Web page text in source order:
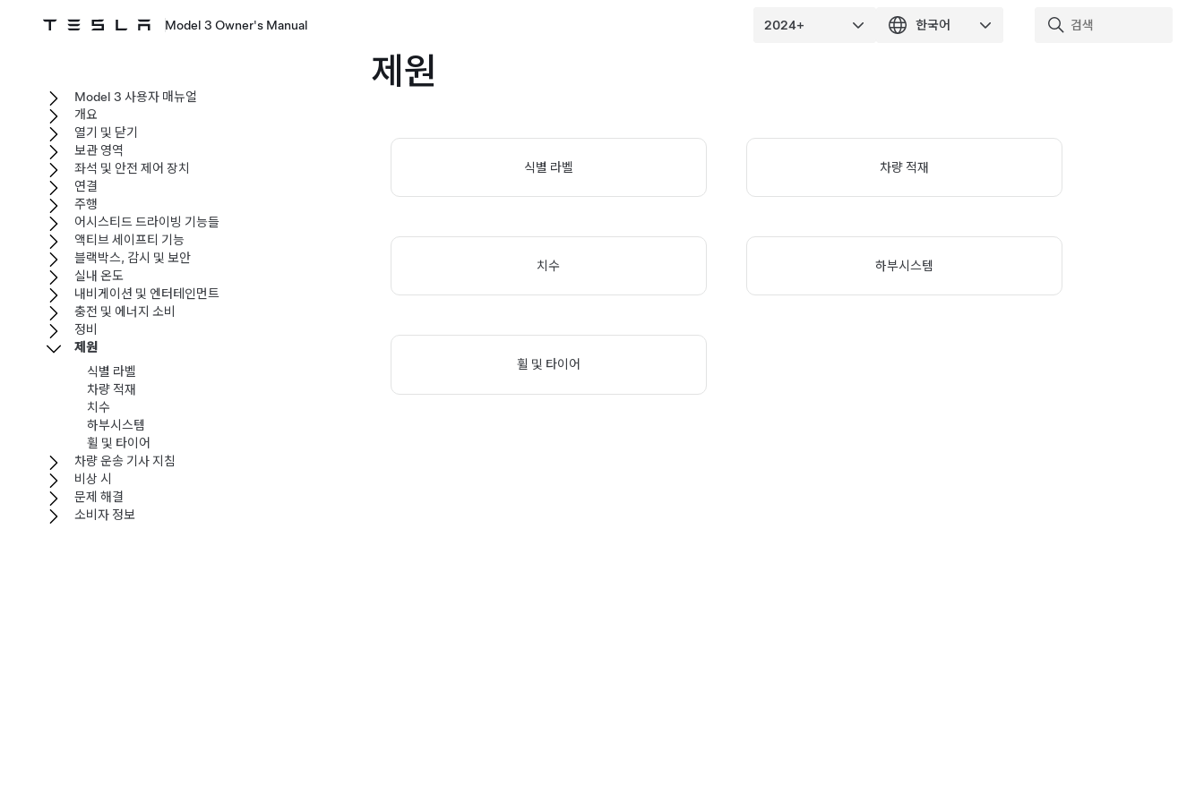
Model 3 Owner's Manual
제원
식별 라벨 차량 적재
치수 하부시스템
휠 및 타이어
Model 3 사용자 매뉴얼
개요
열기 및 닫기
보관 영역
좌석 및 안전 제어 장치
연결
주행
어시스티드 드라이빙 기능들
액티브 세이프티 기능
블랙박스, 감시 및 보안
실내 온도
내비게이션 및 엔터테인먼트
충전 및 에너지 소비
정비
제원
식별 라벨
차량 적재
치수
하부시스템
휠 및 타이어
차량 운송 기사 지침
비상 시
문제 해결
소비자 정보